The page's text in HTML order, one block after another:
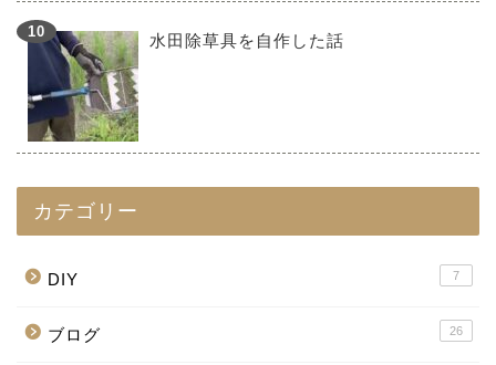
水田除草具を自作した話
カテゴリー
DIY 7
ブログ 26